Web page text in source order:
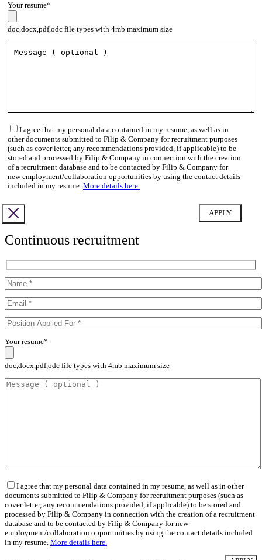
Your resume*
doc,docx,pdf,odc file types with 4mb maximum size
I agree that my personal data contained in my resume, as well as in
other documents submitted to Filip & Company for recruitment purposes
(such as cover letter, any recommendations provided, if applicable) to be
stored and processed by Filip & Company in connection with the creation
of a recruitment database and to be contacted by Filip & Company for
new employment/collaboration opportunities by using the contact details
included in my resume. More details here.
Continuous recruitment
Your resume*
doc,docx,pdf,odc file types with 4mb maximum size
I agree that my personal data contained in my resume, as well as in other
documents submitted to Filip & Company for recruitment purposes (such as
cover letter, any recommendations provided, if applicable) to be stored and
processed by Filip & Company in connection with the creation of a recruitment
database and to be contacted by Filip & Company for new
employment/collaboration opportunities by using the contact details included
in my resume. More details here.